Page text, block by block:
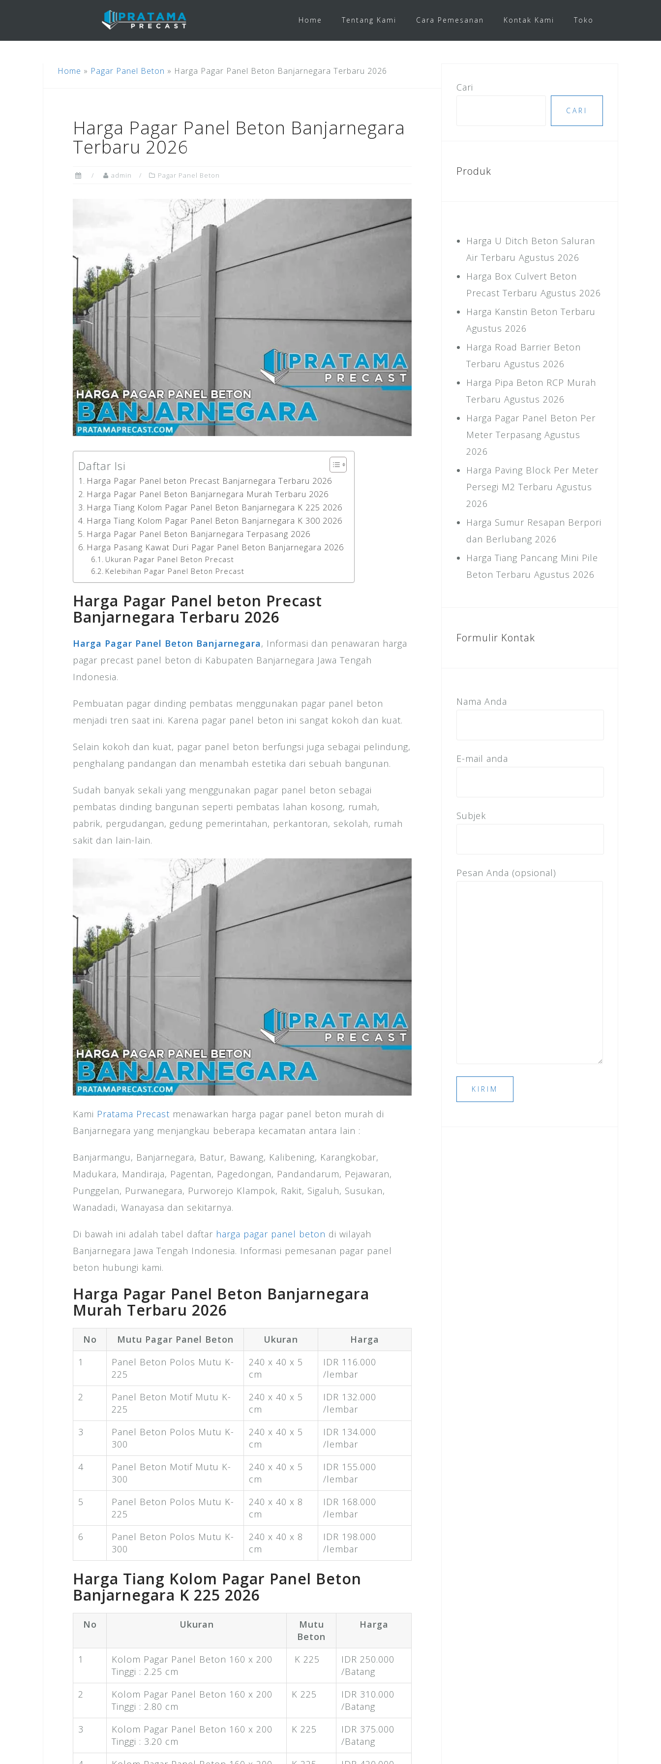
content
Home Tentang Kami Cara Pemesanan Kontak Kami Toko
Home » Pagar Panel Beton » Harga Pagar Panel Beton Banjarnegara Terbaru 2026
Harga Pagar Panel Beton Banjarnegara
Terbaru 2026
admin Pagar Panel Beton
Daftar Isi
Harga Pagar Panel beton Precast Banjarnegara Terbaru 2026
Harga Pagar Panel Beton Banjarnegara Murah Terbaru 2026
Harga Tiang Kolom Pagar Panel Beton Banjarnegara K 225 2026
Harga Tiang Kolom Pagar Panel Beton Banjarnegara K 300 2026
Harga Pagar Panel Beton Banjarnegara Terpasang 2026
Harga Pasang Kawat Duri Pagar Panel Beton Banjarnegara 2026
Ukuran Pagar Panel Beton Precast
Kelebihan Pagar Panel Beton Precast
Harga Pagar Panel beton Precast
Banjarnegara Terbaru 2026
Harga Pagar Panel Beton Banjarnegara, Informasi dan penawaran harga
pagar precast panel beton di Kabupaten Banjarnegara Jawa Tengah
Indonesia.
Pembuatan pagar dinding pembatas menggunakan pagar panel beton
menjadi tren saat ini. Karena pagar panel beton ini sangat kokoh dan kuat.
Selain kokoh dan kuat, pagar panel beton berfungsi juga sebagai pelindung,
penghalang pandangan dan menambah estetika dari sebuah bangunan.
Sudah banyak sekali yang menggunakan pagar panel beton sebagai
pembatas dinding bangunan seperti pembatas lahan kosong, rumah,
pabrik, pergudangan, gedung pemerintahan, perkantoran, sekolah, rumah
sakit dan lain-lain.
Kami Pratama Precast menawarkan harga pagar panel beton murah di
Banjarnegara yang menjangkau beberapa kecamatan antara lain :
Banjarmangu, Banjarnegara, Batur, Bawang, Kalibening, Karangkobar,
Madukara, Mandiraja, Pagentan, Pagedongan, Pandandarum, Pejawaran,
Punggelan, Purwanegara, Purworejo Klampok, Rakit, Sigaluh, Susukan,
Wanadadi, Wanayasa dan sekitarnya.
Di bawah ini adalah tabel daftar harga pagar panel beton di wilayah
Banjarnegara Jawa Tengah Indonesia. Informasi pemesanan pagar panel
beton hubungi kami.
Harga Pagar Panel Beton Banjarnegara
Murah Terbaru 2026
No Mutu Pagar Panel Beton Ukuran
Harga
1
Panel Beton Polos Mutu K-
225
240 x 40 x 5
cm
IDR 116.000
/lembar
2
Panel Beton Motif Mutu K-
225
240 x 40 x 5
cm
IDR 132.000
/lembar
3
Panel Beton Polos Mutu K-
300
240 x 40 x 5
cm
IDR 134.000
/lembar
4
Panel Beton Motif Mutu K-
300
240 x 40 x 5
cm
IDR 155.000
/lembar
5
Panel Beton Polos Mutu K-
225
240 x 40 x 8
cm
IDR 168.000
/lembar
6
Panel Beton Polos Mutu K-
300
240 x 40 x 8
cm
IDR 198.000
/lembar
Harga Tiang Kolom Pagar Panel Beton
Banjarnegara K 225 2026
No Ukuran
Mutu
Beton
Harga
1
Kolom Pagar Panel Beton 160 x 200
Tinggi : 2.25 cm
K 225
IDR 250.000
/Batang
2
Kolom Pagar Panel Beton 160 x 200
Tinggi : 2.80 cm
K 225
IDR 310.000
/Batang
3
Kolom Pagar Panel Beton 160 x 200
Tinggi : 3.20 cm
K 225
IDR 375.000
/Batang
Cari
CARI
Produk
Harga U Ditch Beton Saluran
Air Terbaru Agustus 2026
Harga Box Culvert Beton
Precast Terbaru Agustus 2026
Harga Kanstin Beton Terbaru
Agustus 2026
Harga Road Barrier Beton
Terbaru Agustus 2026
Harga Pipa Beton RCP Murah
Terbaru Agustus 2026
Harga Pagar Panel Beton Per
Meter Terpasang Agustus
2026
Harga Paving Block Per Meter
Persegi M2 Terbaru Agustus
2026
Harga Sumur Resapan Berpori
dan Berlubang 2026
Harga Tiang Pancang Mini Pile
Beton Terbaru Agustus 2026
Formulir Kontak
Nama Anda
E-mail anda
Subjek
Pesan Anda (opsional)